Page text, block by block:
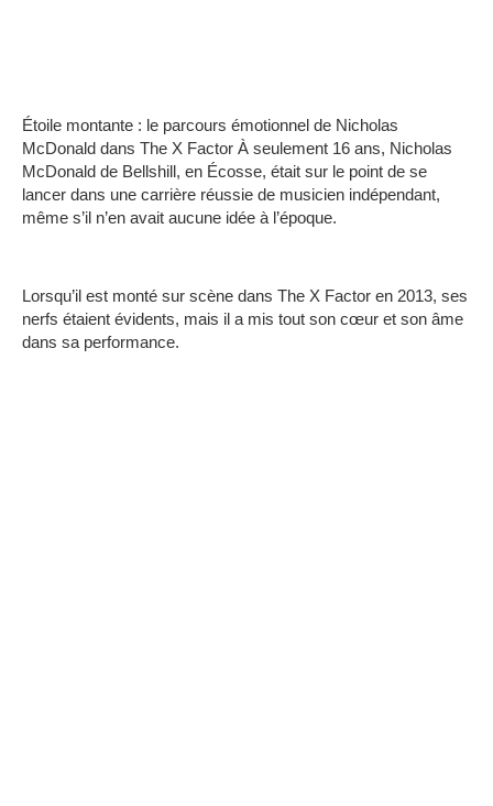
Étoile montante : le parcours émotionnel de Nicholas
McDonald dans The X Factor À seulement 16 ans, Nicholas
McDonald de Bellshill, en Écosse, était sur le point de se
lancer dans une carrière réussie de musicien indépendant,
même s’il n’en avait aucune idée à l’époque.
Lorsqu’il est monté sur scène dans The X Factor en 2013, ses
nerfs étaient évidents, mais il a mis tout son cœur et son âme
dans sa performance.